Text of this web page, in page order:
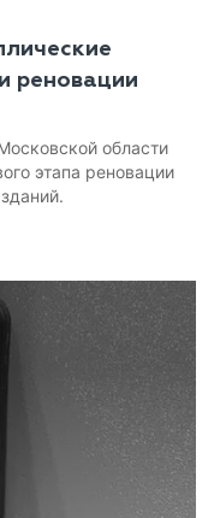
реновации
области
этапа реновации